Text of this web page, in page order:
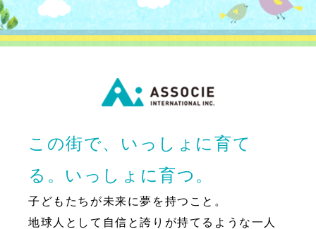
この街で、いっしょに育て
る。いっしょに育つ。
子どもたちが未来に夢を持つこと。
地球人として自信と誇りが持てるような一人